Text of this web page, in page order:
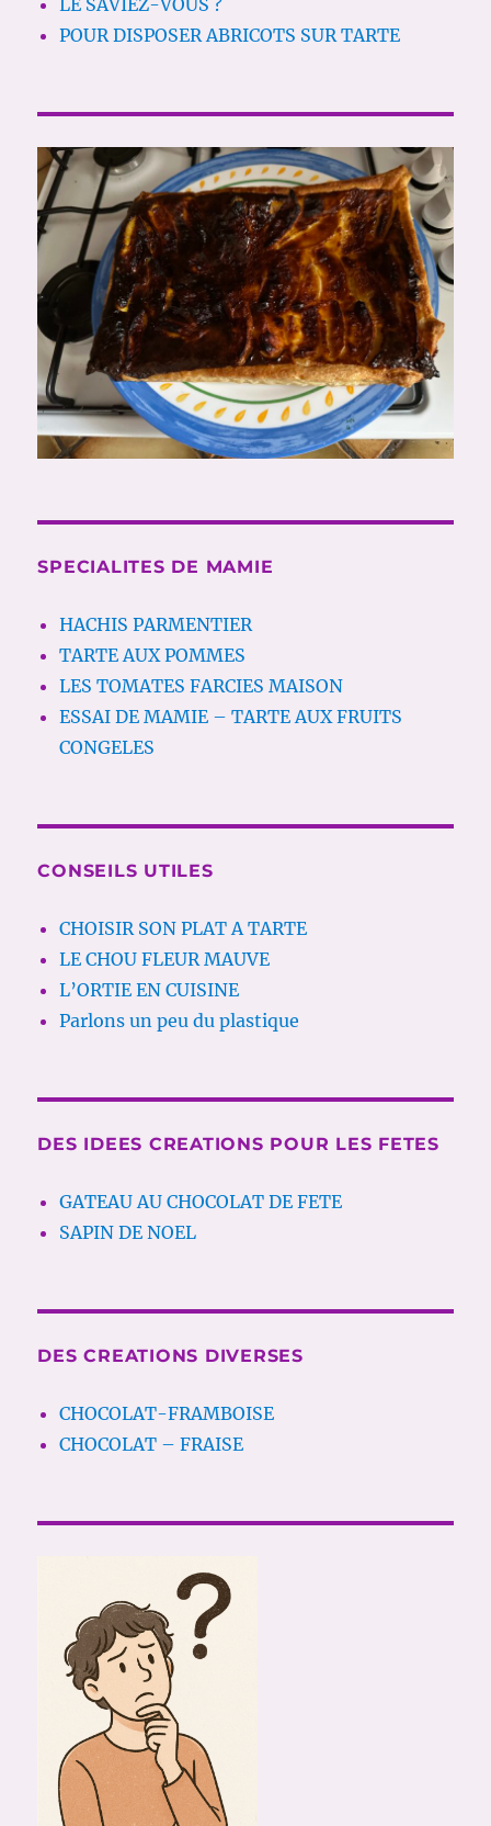
POUR DISPOSER ABRICOTS SUR TARTE
SPECIALITES DE MAMIE
HACHIS PARMENTIER
TARTE AUX POMMES
LES TOMATES FARCIES MAISON
ESSAI DE MAMIE – TARTE AUX FRUITS
CONGELES
CONSEILS UTILES
CHOISIR SON PLAT A TARTE
LE CHOU FLEUR MAUVE
L’ORTIE EN CUISINE
Parlons un peu du plastique
DES IDEES CREATIONS POUR LES FETES
GATEAU AU CHOCOLAT DE FETE
SAPIN DE NOEL
DES CREATIONS DIVERSES
CHOCOLAT-FRAMBOISE
CHOCOLAT – FRAISE